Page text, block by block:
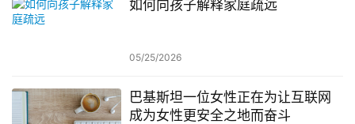
如何向孩子解释家庭疏远
05/25/2026
巴基斯坦一位女性正在为让互联网
成为女性更安全之地而奋斗